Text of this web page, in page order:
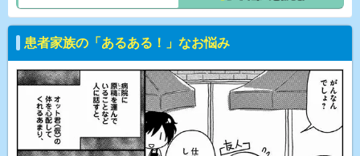
患者家族の「あるある！」なお悩み